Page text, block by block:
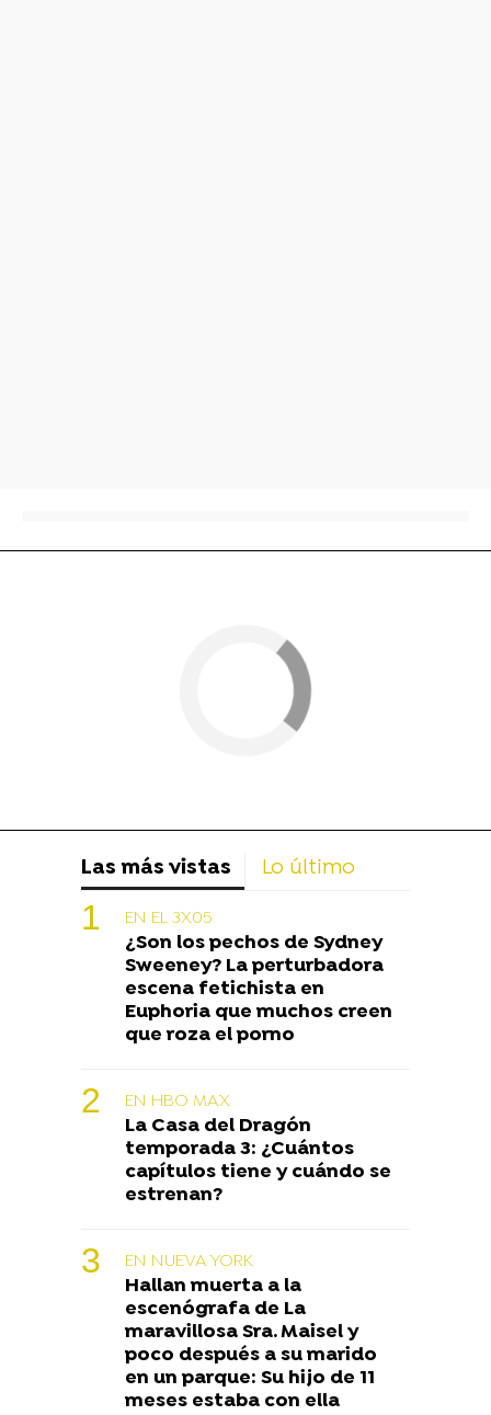
Las más vistas Lo último
EN EL 3X05
¿Son los pechos de Sydney
Sweeney? La perturbadora
escena fetichista en
Euphoria que muchos creen
que roza el porno
EN HBO MAX
La Casa del Dragón
temporada 3: ¿Cuántos
capítulos tiene y cuándo se
estrenan?
EN NUEVA YORK
Hallan muerta a la
escenógrafa de La
maravillosa Sra. Maisel y
poco después a su marido
en un parque: Su hijo de 11
meses estaba con ella